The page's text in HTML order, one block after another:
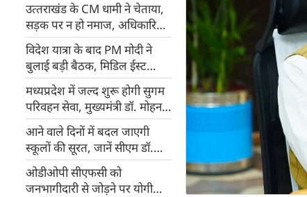
उत्‍तराखंड के CM धामी ने चेताया,
सड़क पर न हो नमाज, अधिकारियों
को दिए निर्देश
विदेश यात्रा के बाद PM मोदी ने
बुलाई बड़ी बैठक, मिडिल ईस्ट
संकट समेत इन मुद्दों पर हुई चर्चा
मध्यप्रदेश में जल्द शुरू होगी सुगम
परिवहन सेवा, मुख्यमंत्री डॉ. मोहन
यादव ने समीक्षा बैठक में दिए निर्देश
आने वाले दिनों में बदल जाएगी
स्कूलों की सूरत, जानें सीएम डॉ.
मोहन ने बनाया क्या प्लान?
ओडीओपी सीएफसी को
जनभागीदारी से जोड़ने पर योगी